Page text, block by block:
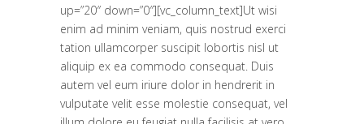
up=”20″ down=”0″][vc_column_text]Ut wisi
enim ad minim veniam, quis nostrud exerci
tation ullamcorper suscipit lobortis nisl ut
aliquip ex ea commodo consequat. Duis
autem vel eum iriure dolor in hendrerit in
vulputate velit esse molestie consequat, vel